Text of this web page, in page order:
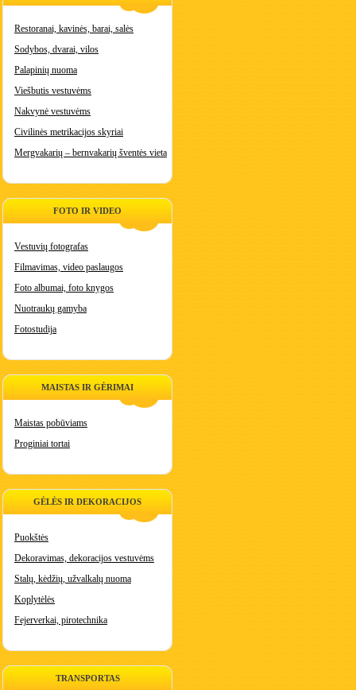
Restoranai, kavinės, barai, salės
Sodybos, dvarai, vilos
Palapinių nuoma
Viešbutis vestuvėms
Nakvynė vestuvėms
Civilinės metrikacijos skyriai
Mergvakarių – bernvakarių šventės vieta
FOTO IR VIDEO
Vestuvių fotografas
Filmavimas, video paslaugos
Foto albumai, foto knygos
Nuotraukų gamyba
Fotostudija
MAISTAS IR GĖRIMAI
Maistas pobūviams
Proginiai tortai
GĖLĖS IR DEKORACIJOS
Puokštės
Dekoravimas, dekoracijos vestuvėms
Stalų, kėdžių, užvalkalų nuoma
Koplytėlės
Fejerverkai, pirotechnika
TRANSPORTAS